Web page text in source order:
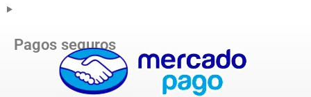
Pagos seguros